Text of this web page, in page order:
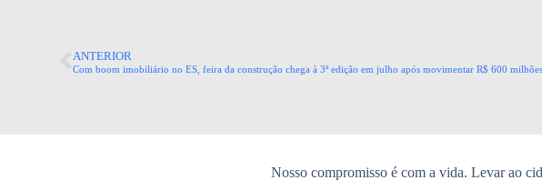
ANTERIOR
Com boom imobiliário no ES, feira da construção chega à 3ª edição em julho após movimentar R$ 600
Nosso compromisso é com a vida. Levar ao